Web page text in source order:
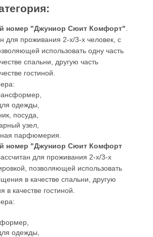
номер "Джуниор Сюит Комфорт"
для проживания 2-х/3-х человек, с
использовать одну часть
спальни, другую часть
гостиной.
одежды,
посуда,
узел,
парфюмерия.
номер "Джуниор Сюит Комфорт
для проживания 2-х/3-х
позволяющей использовать
в качестве спальни, другую
в качестве гостиной.
одежды,